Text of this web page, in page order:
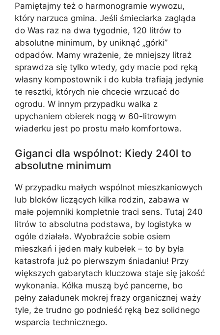
Pamiętajmy też o harmonogramie wywozu,
który narzuca gmina. Jeśli śmieciarka zagląda
do Was raz na dwa tygodnie, 120 litrów to
absolutne minimum, by uniknąć „górki”
odpadów. Mamy wrażenie, że mniejszy litraż
sprawdza się tylko wtedy, gdy macie pod ręką
własny kompostownik i do kubła trafiają jedynie
te resztki, których nie chcecie wrzucać do
ogrodu. W innym przypadku walka z
upychaniem obierek nogą w 60-litrowym
wiaderku jest po prostu mało komfortowa.
Giganci dla wspólnot: Kiedy 240l to
absolutne minimum
W przypadku małych wspólnot mieszkaniowych
lub bloków liczących kilka rodzin, zabawa w
małe pojemniki kompletnie traci sens. Tutaj 240
litrów to absolutna podstawa, by logistyka w
ogóle działała. Wyobraźcie sobie osiem
mieszkań i jeden mały kubełek – to by była
katastrofa już po pierwszym śniadaniu! Przy
większych gabarytach kluczowa staje się jakość
wykonania. Kółka muszą być pancerne, bo
pełny załadunek mokrej frazy organicznej waży
tyle, że trudno go podnieść ręką bez solidnego
wsparcia technicznego.